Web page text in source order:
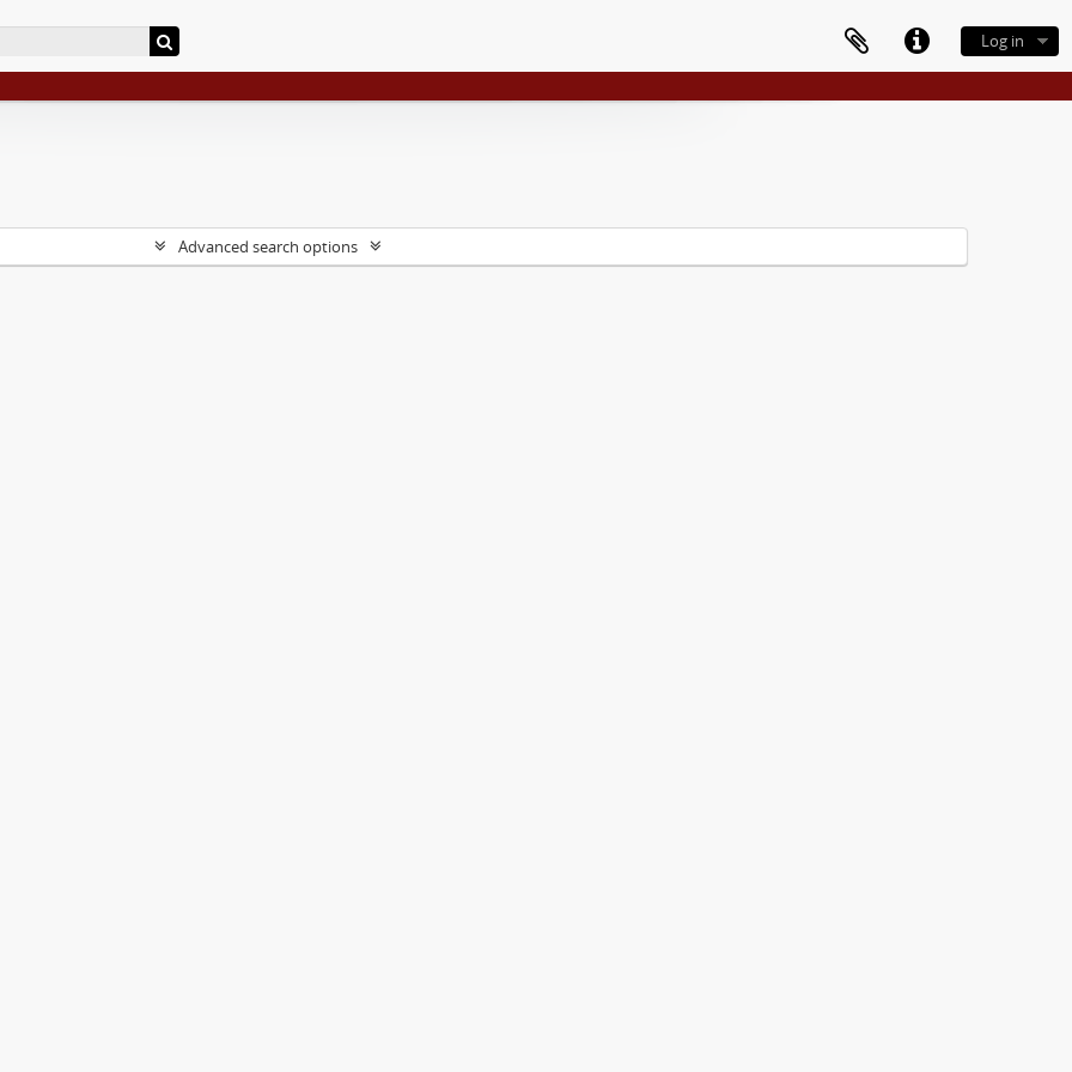
Log in
Advanced search options